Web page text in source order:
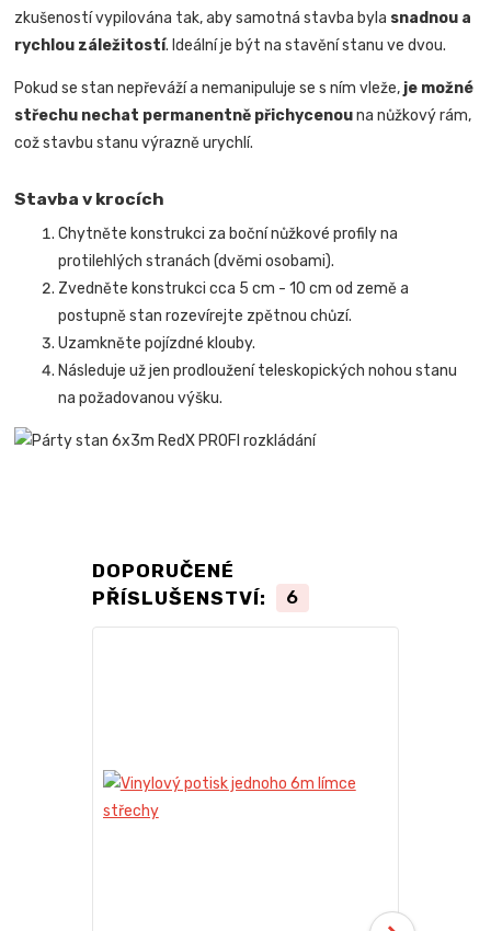
zkušeností vypilována tak, aby samotná stavba byla snadnou a
rychlou záležitostí. Ideální je být na stavění stanu ve dvou.
Pokud se stan nepřeváží a nemanipuluje se s ním vleže, je možné
střechu nechat permanentně přichycenouna nůžkový rám,
což stavbu stanu výrazně urychlí.
Stavba v krocích
Chytněte konstrukci za boční nůžkové profily na
protilehlých stranách (dvěmi osobami).
Zvedněte konstrukci cca 5 cm - 10 cm od země a
postupně stan rozevírejte zpětnou chůzí.
Uzamkněte pojízdné klouby.
Následuje už jen prodloužení teleskopických nohou stanu
na požadovanou výšku.
DOPORUČENÉ
PŘÍSLUŠENSTVÍ:
6